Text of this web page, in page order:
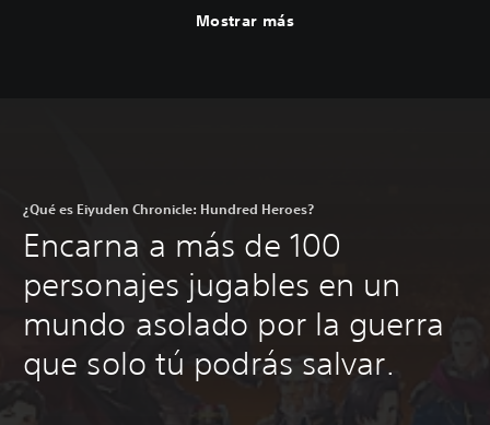
Mostrar más
¿Qué es Eiyuden Chronicle: Hundred Heroes?
Encarna a más de 100
personajes jugables en un
mundo asolado por la guerra
que solo tú podrás salvar.